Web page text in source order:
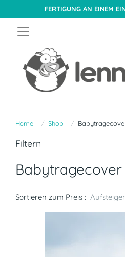
FERTIGUNG AN EINEM
Home Shop
Filtern
Sortieren zum Preis :